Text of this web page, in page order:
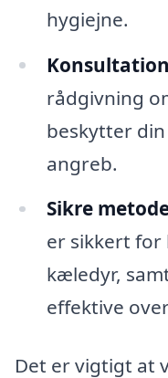
hygiejne.
rådgivning
beskytter
angreb.
Sikre
er sikkert for
kæledyr,
effektive
Det er vigtigt at